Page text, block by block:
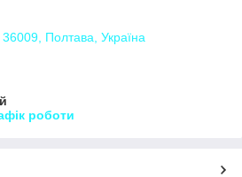
36009, Полтава, Україна
роботи